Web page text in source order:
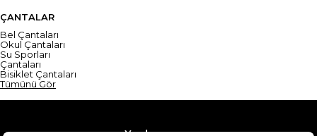
ÇANTALAR
Bel Çantaları
Okul Çantaları
Su Sporları
Çantaları
Bisiklet Çantaları
Tümünü Gör